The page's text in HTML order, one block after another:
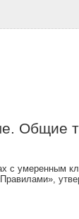
Общие
с умеренным